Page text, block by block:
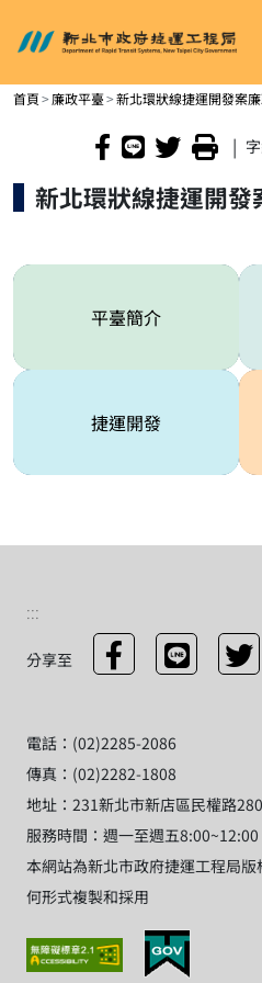
進入內容區塊
新北市政府捷運工程局
首頁 廉政平臺 新北環狀線捷運開發案
|
新北環狀線捷運開發
平臺簡介
捷運開發
:::
分享至
電話：(02)2285-2086
傳真：(02)2282-1808
地址：231新北市新店區民權路
服務時間：週一至週五
本網站為新北市政府捷運工程局
何形式複製和採用